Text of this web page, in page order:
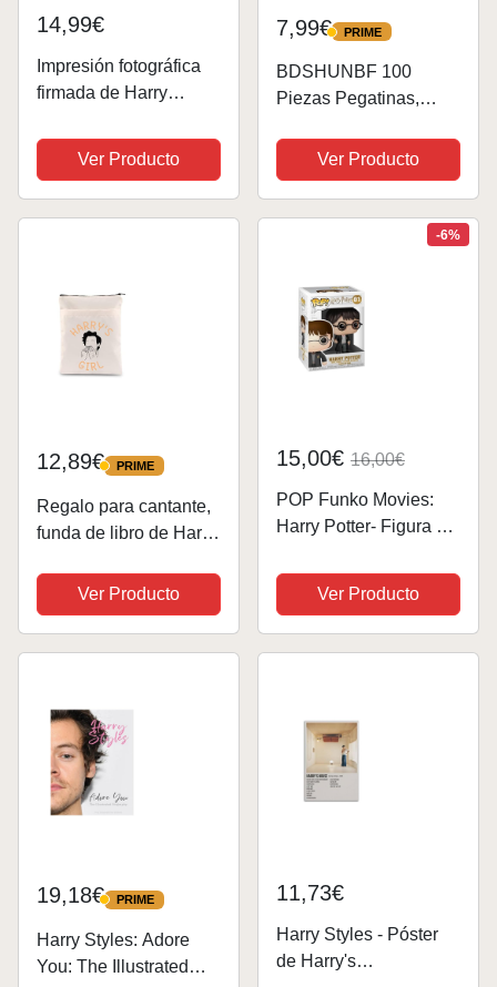
14,99€
Impresión fotográfica
firmada de Harry
preimpresa, Regalo
con autógrafo de One
Direction, 12x8
Ver Producto
7,99€ PRIME
PRIME
BDSHUNBF 100
Piezas Pegatinas,
Stickers, Trendy Vinilo
Pegatinas, Pegatinas
Impermeable Durable
para Laptop Botellas
Ver Producto
12,89€ PRIME
PRIME
Regalo para cantante,
funda de libro de Harry
amantes de la música,
regalo para hombres y
mujeres (Harry BSL
Ver Producto
-6%
15,00€ 16,00€
POP Funko Movies:
Harry Potter- Figura de
Idea de Regalo -
Mercancia Oficial -
Juguetes para Niños y
Adultos - Movies Fans
Ver Producto
19,18€ PRIME
PRIME
Harry Styles: Adore
You: The Illustrated
11,73€
Harry Styles - Póster
de Harry's